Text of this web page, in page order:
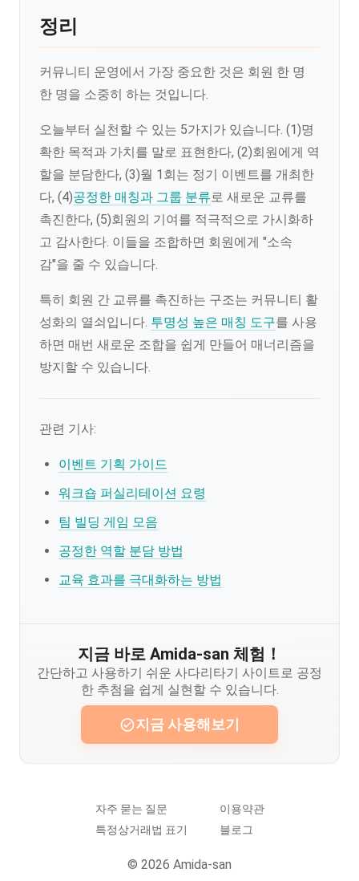
정리
커뮤니티 운영에서 가장 중요한 것은 회원 한 명
한 명을 소중히 하는 것입니다.
오늘부터 실천할 수 있는 5가지가 있습니다. (1)명
확한 목적과 가치를 말로 표현한다, (2)회원에게 역
할을 분담한다, (3)월 1회는 정기 이벤트를 개최한
다, (4)공정한 매칭과 그룹 분류로 새로운 교류를
촉진한다, (5)회원의 기여를 적극적으로 가시화하
고 감사한다. 이들을 조합하면 회원에게 "소속
감"을 줄 수 있습니다.
특히 회원 간 교류를 촉진하는 구조는 커뮤니티 활
성화의 열쇠입니다. 투명성 높은 매칭 도구를 사용
하면 매번 새로운 조합을 쉽게 만들어 매너리즘을
방지할 수 있습니다.
관련 기사:
이벤트 기획 가이드
워크숍 퍼실리테이션 요령
팀 빌딩 게임 모음
공정한 역할 분담 방법
교육 효과를 극대화하는 방법
지금 바로 Amida-san 체험！
간단하고 사용하기 쉬운 사다리타기 사이트로 공정
한 추첨을 쉽게 실현할 수 있습니다.
지금 사용해보기
자주 묻는 질문
이용약관
특정상거래법 표기
블로그
© 2026 Amida-san